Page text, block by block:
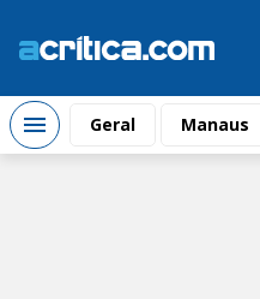
Geral Manaus